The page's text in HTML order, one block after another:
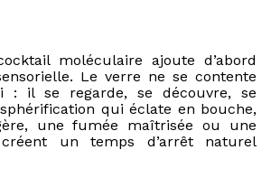
moléculaire ajoute d’abord
Le verre ne se contente
: il se regarde, se découvre, se
qui éclate en bouche,
une fumée maîtrisée ou une
un temps d’arrêt naturel